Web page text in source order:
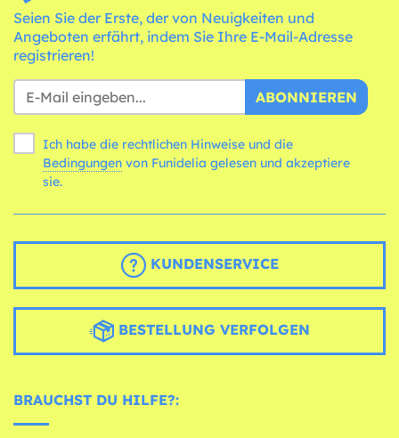
Seien Sie der Erste, der von Neuigkeiten und
Angeboten erfährt, indem Sie Ihre E-Mail-Adresse
registrieren!
ABONNIEREN
Ich habe die rechtlichen Hinweise und die
Bedingungen
sie.
KUNDENSERVICE
BESTELLUNG VERFOLGEN
BRAUCHST DU HILFE?: